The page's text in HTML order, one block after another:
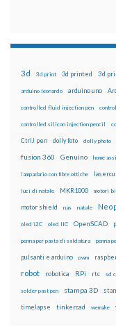
3d 3d print 3d printed 3d
arduino leonardo arduino uno
controlled fluid injection pen
controlled silicon injection pencil
CtrlJ pen dolly foto dolly photo
fusion 360 Genuino home
lampadario con fibre ottiche
luci di natale MKR1000 motori
motor shield nas natale
oled i2C oled IIC OpenSCAD
penna per pasta di saldatura penna
pulsanti e arduino pwm
robot robotica RPi rtc sd
solder past pen stampa 3D
timelapse tinkercad wemake